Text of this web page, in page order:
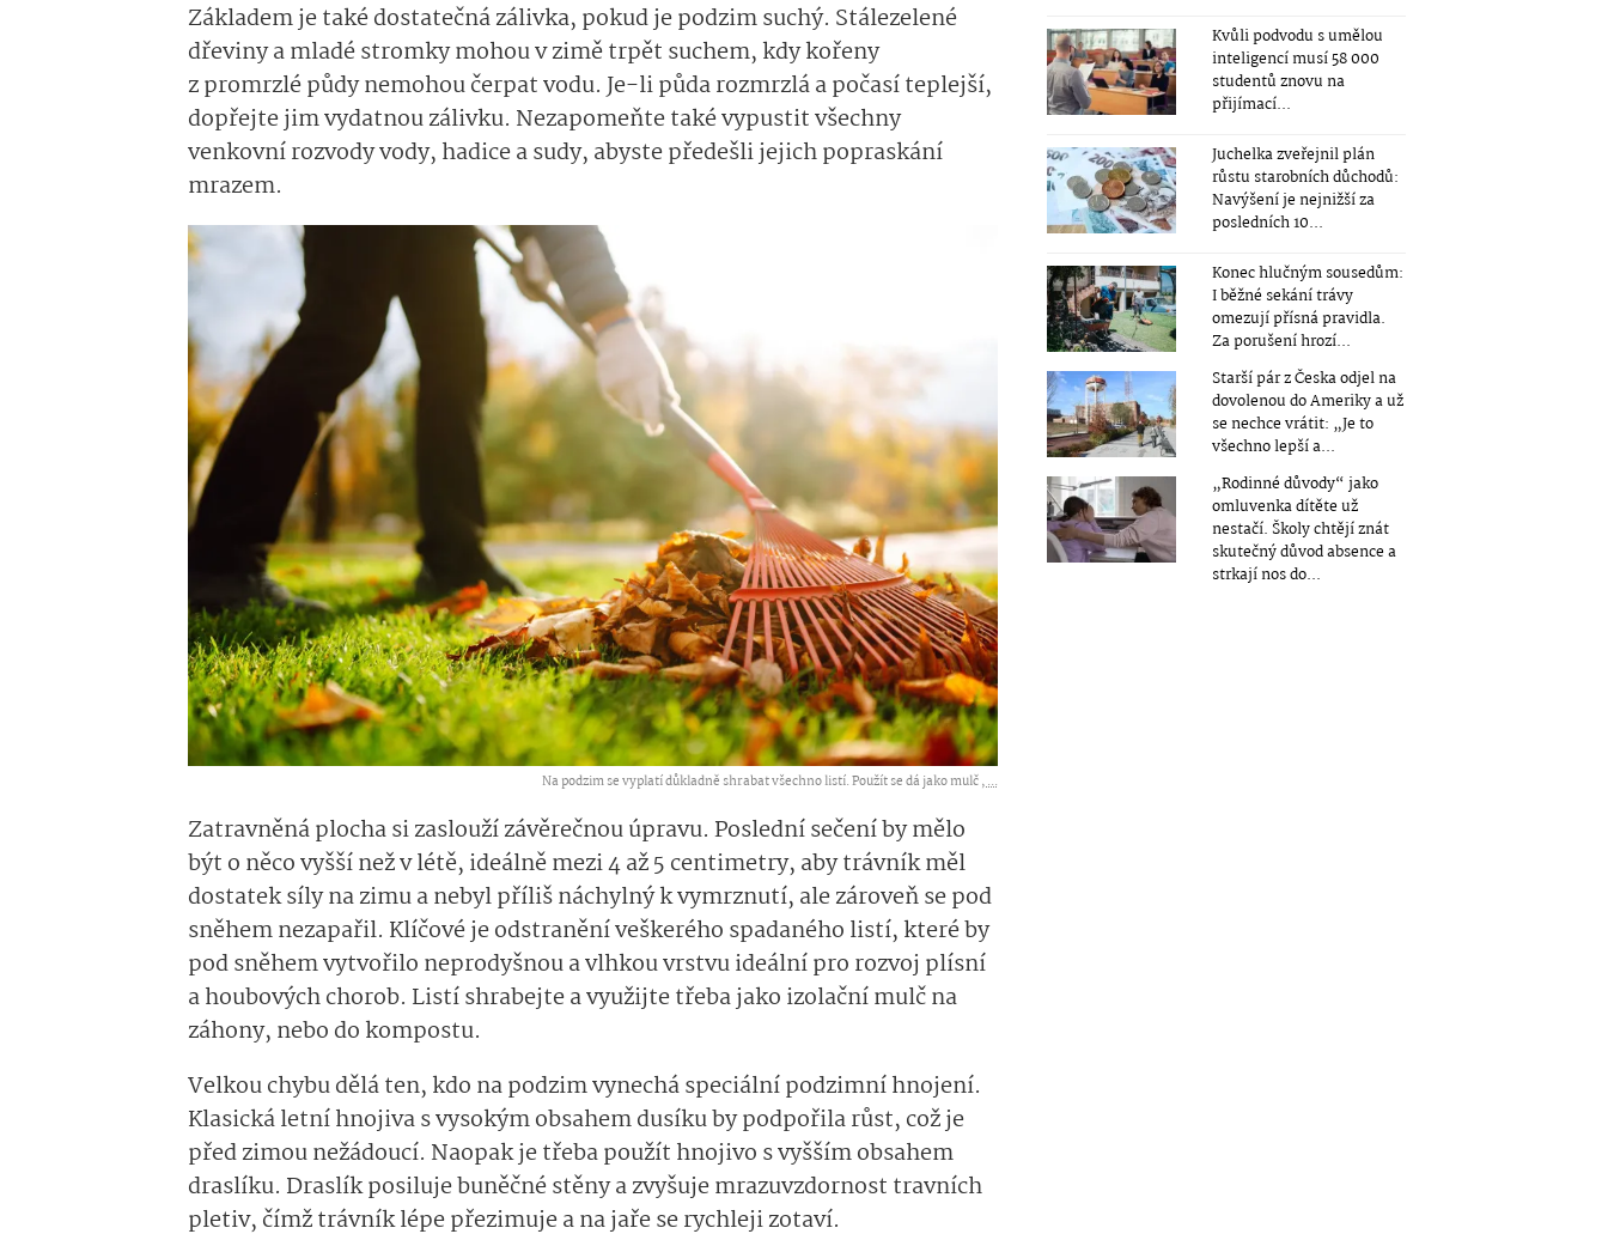
Základem je také dostatečná zálivka, pokud je podzim suchý. Stálezelené
dřeviny a mladé stromky mohou v zimě trpět suchem, kdy kořeny
z promrzlé půdy nemohou čerpat vodu. Je-li půda rozmrzlá a počasí teplejší,
dopřejte jim vydatnou zálivku. Nezapomeňte také vypustit všechny
venkovní rozvody vody, hadice a sudy, abyste předešli jejich popraskání
mrazem.
Na podzim se vyplatí důkladně shrabat všechno listí. Použít se dá jako mulč ,...
Zatravněná plocha si zaslouží závěrečnou úpravu. Poslední sečení by mělo
být o něco vyšší než v létě, ideálně mezi 4 až 5 centimetry, aby trávník měl
dostatek síly na zimu a nebyl příliš náchylný k vymrznutí, ale zároveň se pod
sněhem nezapařil. Klíčové je odstranění veškerého spadaného listí, které by
pod sněhem vytvořilo neprodyšnou a vlhkou vrstvu ideální pro rozvoj plísní
a houbových chorob. Listí shrabejte a využijte třeba jako izolační mulč na
záhony, nebo do kompostu.
Velkou chybu dělá ten, kdo na podzim vynechá speciální podzimní hnojení.
Klasická letní hnojiva s vysokým obsahem dusíku by podpořila růst, což je
před zimou nežádoucí. Naopak je třeba použít hnojivo s vyšším obsahem
draslíku. Draslík posiluje buněčné stěny a zvyšuje mrazuvzdornost travních
pletiv, čímž trávník lépe přezimuje a na jaře se rychleji zotaví.
Kvůli podvodu s umělou
inteligencí musí 58 000
studentů znovu na
přijímací...
Juchelka zveřejnil plán
růstu starobních důchodů:
Navýšení je nejnižší za
posledních 10...
Konec hlučným sousedům:
I běžné sekání trávy
omezují přísná pravidla.
Za porušení hrozí...
Starší pár z Česka odjel na
dovolenou do Ameriky a už
se nechce vrátit: „Je to
všechno lepší a...
„Rodinné důvody“ jako
omluvenka dítěte už
nestačí. Školy chtějí znát
skutečný důvod absence a
strkají nos do...